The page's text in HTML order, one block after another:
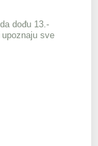
dođu 13.-
upoznaju sve